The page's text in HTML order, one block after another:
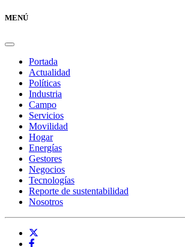
MENÚ
Portada
Actualidad
Políticas
Industria
Campo
Servicios
Movilidad
Hogar
Energías
Gestores
Negocios
Tecnologías
Reporte de sustentabilidad
Nosotros